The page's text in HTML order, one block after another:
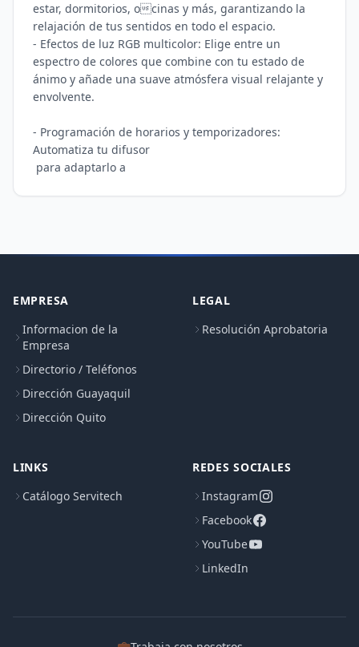
estar, dormitorios, ocinas y más, garantizando la
relajación de tus sentidos en todo el espacio.
- Efectos de luz RGB multicolor: Elige entre un
espectro de colores que combine con tu estado de
ánimo y añade una suave atmósfera visual relajante y
envolvente.
- Programación de horarios y temporizadores:
Automatiza tu difusor
para adaptarlo a
EMPRESA
Informacion de la
Empresa
Directorio / Teléfonos
Dirección Guayaquil
Dirección Quito
LEGAL
Resolución Aprobatoria
LINKS
Catálogo Servitech
REDES SOCIALES
Instagram
Facebook
YouTube
LinkedIn